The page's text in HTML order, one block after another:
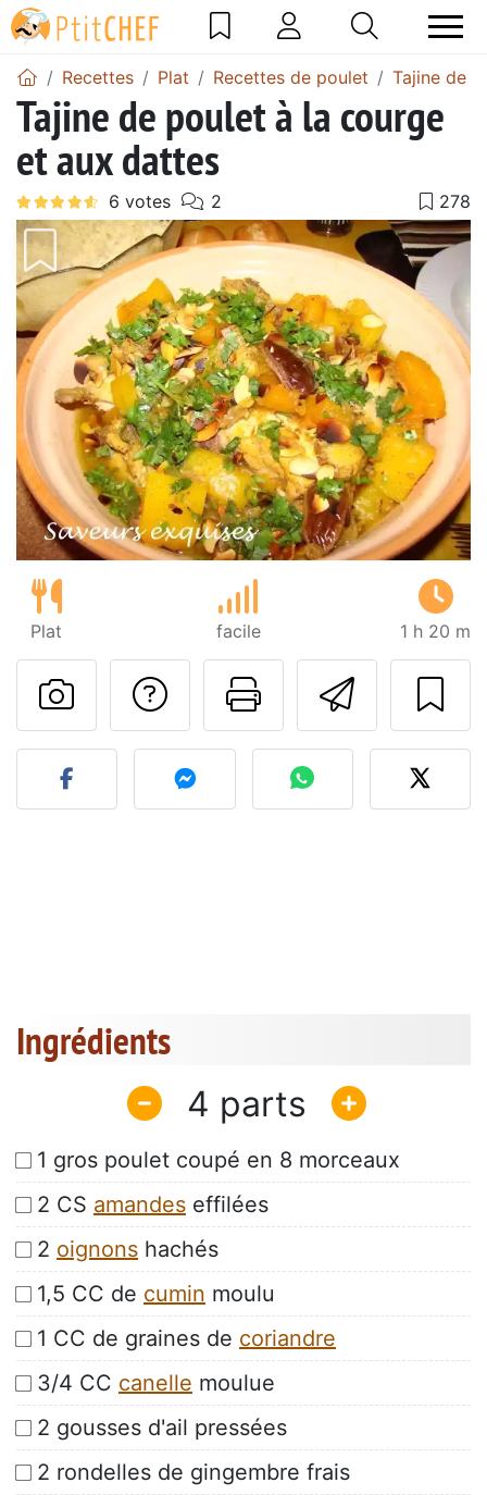
Recettes Plat Recettes de poulet Tajine de
Tajine de poulet à la courge
et aux dattes
Plat facile 1 h 20 m
Imprimer
Poser une
Publier votre photo de
Ingrédients
4
1 gros poulet coupé en 8 morceaux
2 CS amandes effilées
2 oignons hachés
1,5 CC de cumin moulu
1 CC de graines de coriandre
3/4 CC canelle moulue
2 gousses d'ail pressées
2 rondelles de gingembre frais